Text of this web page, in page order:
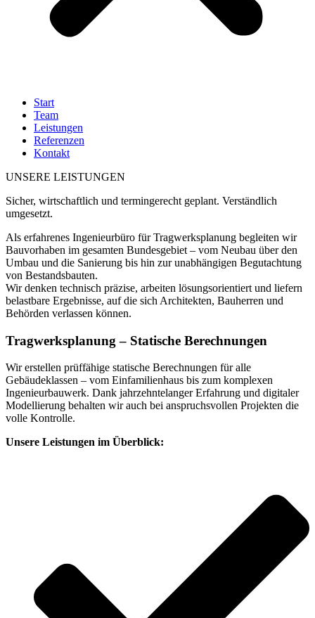
Start
Team
Leistungen
Referenzen
Kontakt
UNSERE LEISTUNGEN
Sicher, wirtschaftlich und termingerecht geplant. Verständlich
umgesetzt.
Als erfahrenes Ingenieurbüro für Tragwerksplanung begleiten wir
Bauvorhaben im gesamten Bundesgebiet – vom Neubau über den
Umbau und die Sanierung bis hin zur unabhängigen Begutachtung
von Bestandsbauten.
Wir denken technisch präzise, arbeiten lösungsorientiert und liefern
belastbare Ergebnisse, auf die sich Architekten, Bauherren und
Behörden verlassen können.
Tragwerksplanung – Statische Berechnungen
Wir erstellen prüffähige statische Berechnungen für alle
Gebäudeklassen – vom Einfamilienhaus bis zum komplexen
Ingenieurbauwerk. Dank jahrzehntelanger Erfahrung und digitaler
Modellierung behalten wir auch bei anspruchsvollen Projekten die
volle Kontrolle.
Unsere Leistungen im Überblick: